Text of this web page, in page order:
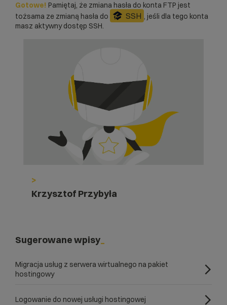
Gotowe! Pamiętaj, że zmiana hasła do konta FTP jest
tożsama ze zmianą hasła do
SSH , jeśli dla tego konta
masz aktywny dostęp SSH.
>
Krzysztof Przybyła
Sugerowane wpisy
Migracja usług z serwera wirtualnego na pakiet
hostingowy
Logowanie do nowej usługi hostingowej